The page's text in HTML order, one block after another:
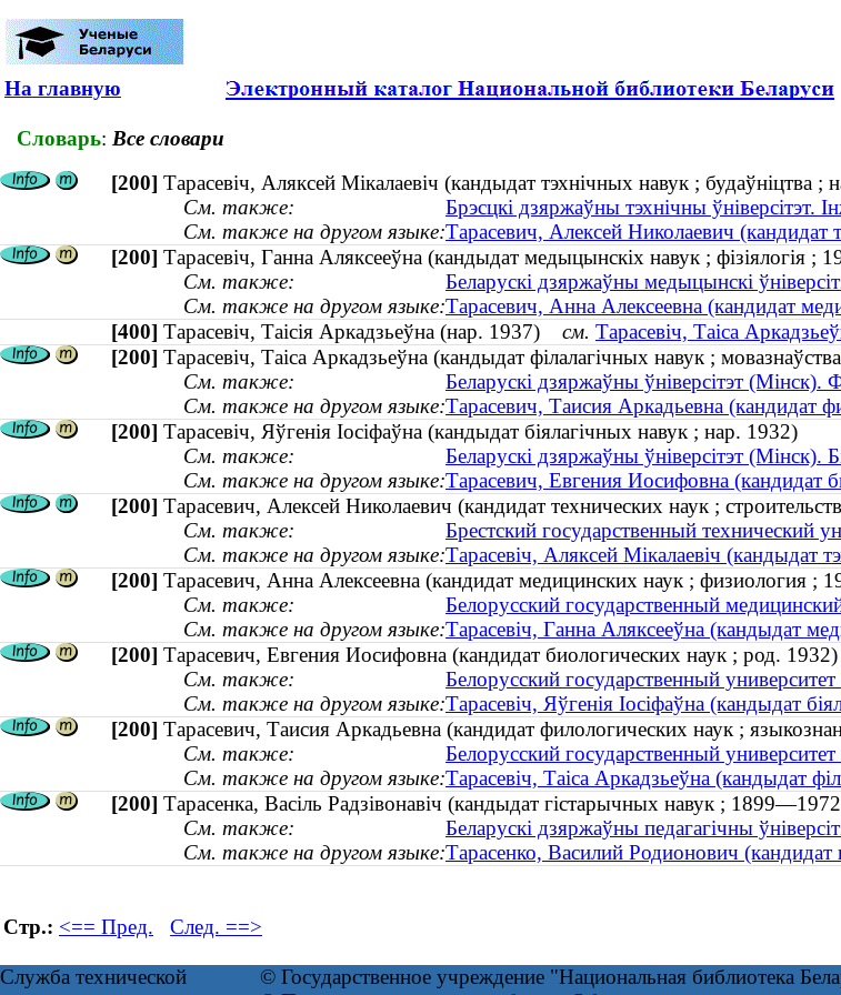
На главную
Словарь: Все словари
[200] Тарасевіч, Аляксей Мікалаевіч (кандыдат тэхнічных навук ; будаўніцтва ;
См. также:
Брэсцкі дзяржаўны тэхнічны ўніверсітэт.
См. также на другом языке:Тарасевич, Алексей Николаевич (кандидат
[200] Тарасевіч, Ганна Аляксееўна (кандыдат медыцынскіх навук ; фізіялогія ;
См. также:
Беларускі дзяржаўны медыцынскі
См. также на другом языке:Тарасевич, Анна Алексеевна (кандидат
[400] Тарасевіч, Таісія Аркадзьеўна (нар. 1937) см. Тарасевіч, Таіса
[200] Тарасевіч, Таіса Аркадзьеўна (кандыдат філалагічных навук ;
См. также:
Беларускі дзяржаўны ўніверсітэт (Мінск).
См. также на другом языке:Тарасевич, Таисия Аркадьевна (кандидат
[200] Тарасевіч, Яўгенія Іосіфаўна (кандыдат біялагічных навук ; нар. 1932)
См. также:
Беларускі дзяржаўны ўніверсітэт (Мінск).
См. также на другом языке:Тарасевич, Евгения Иосифовна (кандидат
[200] Тарасевич, Алексей Николаевич (кандидат технических наук ;
См. также:
Брестский государственный технический
См. также на другом языке:Тарасевіч, Аляксей Мікалаевіч (кандыдат
[200] Тарасевич, Анна Алексеевна (кандидат медицинских наук ; физиология ;
См. также:
Белорусский государственный
См. также на другом языке:Тарасевіч, Ганна Аляксееўна (кандыдат
[200] Тарасевич, Евгения Иосифовна (кандидат биологических наук ; род. 1932)
См. также:
Белорусский государственный
См. также на другом языке:Тарасевіч, Яўгенія Іосіфаўна (кандыдат
[200] Тарасевич, Таисия Аркадьевна (кандидат филологических наук ;
См. также:
Белорусский государственный
См. также на другом языке:Тарасевіч, Таіса Аркадзьеўна (кандыдат
[200] Тарасенка, Васіль Радзівонавіч (кандыдат гістарычных навук ;
См. также:
Беларускі дзяржаўны педагагічны
См. также на другом языке:Тарасенко, Василий Родионович
Стр.: <== Пред. След. ==>
Служба технической
© Государственное учреждение "Национальная библиотека